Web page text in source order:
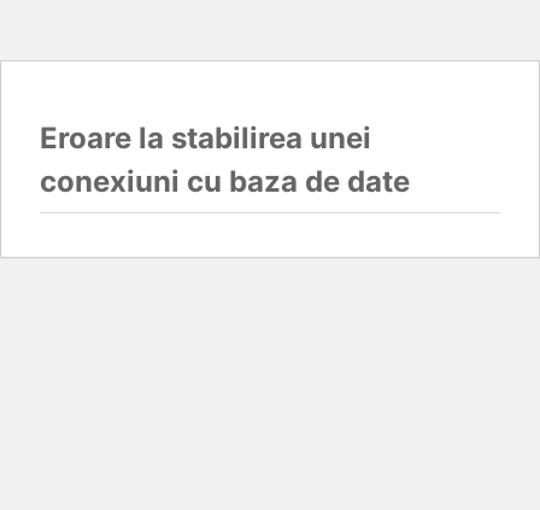
Eroare la stabilirea unei
conexiuni cu baza de date